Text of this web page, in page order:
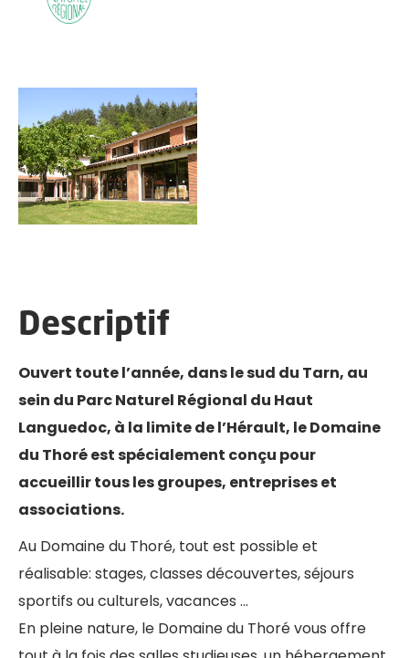
LABASTIDE-ROUAIROUX
Descriptif
Ouvert toute l’année, dans le sud du Tarn, au
sein du Parc Naturel Régional du Haut
Languedoc, à la limite de l’Hérault, le Domaine
du Thoré est spécialement conçu pour
accueillir tous les groupes, entreprises et
associations.
Au Domaine du Thoré, tout est possible et
réalisable: stages, classes découvertes, séjours
sportifs ou culturels, vacances …
En pleine nature, le Domaine du Thoré vous offre